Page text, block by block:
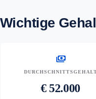
Wichtige
payments
€ 52.000